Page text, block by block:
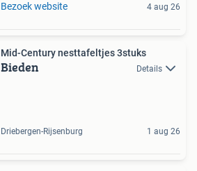
Bezoek website 4 aug 26
Mid-Century nesttafeltjes 3stuks
Bieden Details
Driebergen-Rijsenburg 1 aug 26